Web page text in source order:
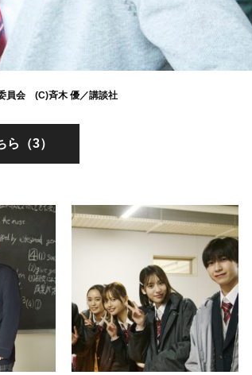
員会 (C)斉木 優／講談社
（3）